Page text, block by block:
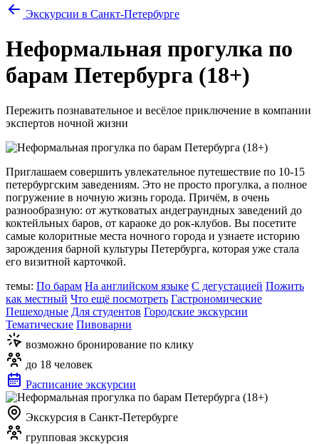
Экскурсии в Санкт-Петербурге
Неформальная прогулка по
барам Петербурга (18+)
Пережить познавательное и весёлое приключение в компании
экспертов ночной жизни
Приглашаем совершить увлекательное путешествие по 10-15
петербургским заведениям. Это не просто прогулка, а полное
погружение в ночную жизнь города. Причём, в очень
разнообразную: от жутковатых андеграундных заведений до
коктейльных баров, от караоке до рок-клубов. Вы посетите
самые колоритные места ночного города и узнаете историю
зарождения барной культуры Петербурга, которая уже стала
его визитной карточкой.
темы: По барам На английском языке С дегустацией Пожить
как местный Что ещё посмотреть Гастрономические
Пешеходные Для студентов Городские экскурсии
Тематические Пивоварни
возможно бронирование по клику
до 18 человек
Расписание экскурсии
Экскурсия в Санкт-Петербурге
групповая экскурсия